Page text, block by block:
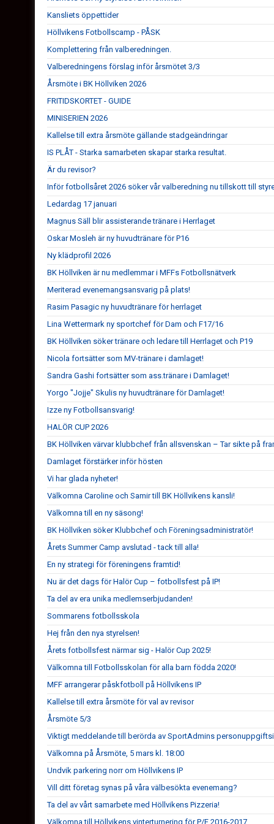
Kansliets öppettider
Höllvikens Fotbollscamp - PÅSK
Komplettering från valberedningen.
Valberedningens förslag inför årsmötet 3/3
Årsmöte i BK Höllviken 2026
FRITIDSKORTET - GUIDE
MINISERIEN 2026
Kallelse till extra årsmöte gällande stadgeändringar
IS PLÅT - Starka samarbeten skapar starka resultat.
Är du revisor?
Inför fotbollsåret 2026 söker vår valberedning nu tillskott till
Ledardag 17 januari
Magnus Säll blir assisterande tränare i Herrlaget
Oskar Mosleh är ny huvudtränare för P16
Ny klädprofil 2026
BK Höllviken är nu medlemmar i MFFs Fotbollsnätverk
Meriterad evenemangsansvarig på plats!
Rasim Pasagic ny huvudtränare för herrlaget
Lina Wettermark ny sportchef för Dam och F17/16
BK Höllviken söker tränare och ledare till Herrlaget och P19
Nicola fortsätter som MV-tränare i damlaget!
Sandra Gashi fortsätter som ass.tränare i Damlaget!
Yorgo "Jojje" Skulis ny huvudtränare för Damlaget!
Izze ny Fotbollsansvarig!
HALÖR CUP 2026
BK Höllviken värvar klubbchef från allsvenskan – Tar sikte på
Damlaget förstärker inför hösten
Vi har glada nyheter!
Välkomna Caroline och Samir till BK Höllvikens kansli!
Välkomna till en ny säsong!
BK Höllviken söker Klubbchef och Föreningsadministratör!
Årets Summer Camp avslutad - tack till alla!
En ny strategi för föreningens framtid!
Nu är det dags för Halör Cup – fotbollsfest på IP!
Ta del av era unika medlemserbjudanden!
Sommarens fotbollsskola
Hej från den nya styrelsen!
Årets fotbollsfest närmar sig - Halör Cup 2025!
Välkomna till Fotbollsskolan för alla barn födda 2020!
MFF arrangerar påskfotboll på Höllvikens IP
Kallelse till extra årsmöte för val av revisor
Årsmöte 5/3
Viktigt meddelande till berörda av SportAdmins
Välkomna på Årsmöte, 5 mars kl. 18:00
Undvik parkering norr om Höllvikens IP
Vill ditt företag synas på våra välbesökta evenemang?
Ta del av vårt samarbete med Höllvikens Pizzeria!
Välkomna till Höllvikens vinterturnering för P/F 2016-2017